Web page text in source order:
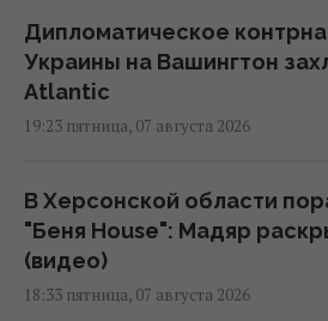
Дипломатическое
Украины на Вашингтон
Atlantic
19:23 пятница, 07 августа 2026
В Херсонской области
"Беня House": Мадяр
(видео)
18:33 пятница, 07 августа 2026